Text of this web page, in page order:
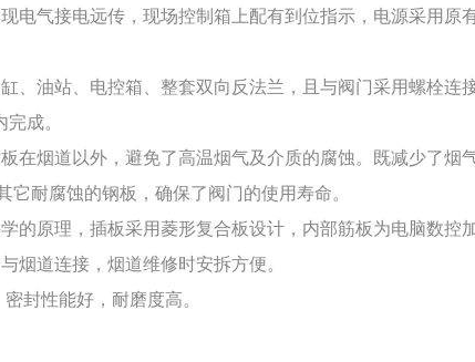
电气接电远传，现场控制箱上配有到位指示，电源采用
、油站、电控箱、整套双向反法兰，且与阀门采用螺栓
成。
在烟道以外，避免了高温烟气及介质的腐蚀。既减少了
它耐腐蚀的钢板，确保了阀门的使用寿命。
的原理，插板采用菱形复合板设计，内部筋板为电脑数控
烟道连接，烟道维修时安拆方便。
封性能好，耐磨度高。